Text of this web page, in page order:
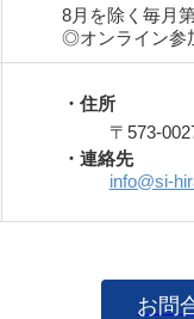
8月を除く毎月
◎オンライン参
・住所
〒573-
・連絡先
info@si-
お問